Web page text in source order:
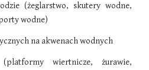
(żeglarstwo, skutery wodne,
wodne)
na akwenach wodnych
wiertnicze, żurawie,